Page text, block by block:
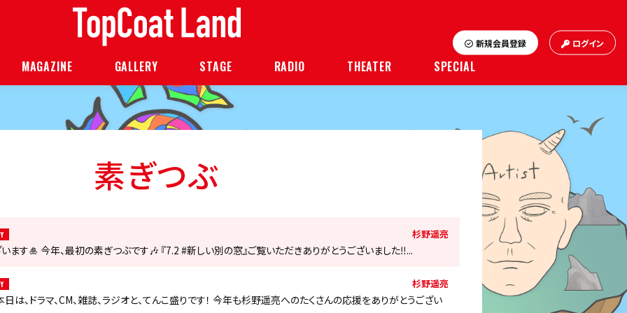
新規会員登録 ログイン
MAGAZINE GALLERY STAGE RADIO THEATER SPECIAL
素ぎつぶ
杉野遥亮
ます🎍 今年、最初の素ぎつぶです🎶 『7.2 #新しい別の窓』ご覧いただきありがとうございました‼️...
杉野遥亮
は、ドラマ、CM、雑誌、ラジオと、てんこ盛りです！ 今年も杉野遥亮へのたくさんの応援をありがとうござい